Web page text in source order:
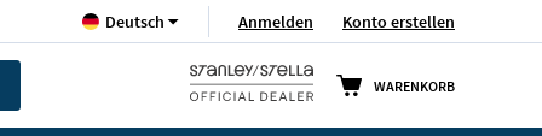
Anmelden Konto erstellen
SpracheDeutsch
WARENKORB